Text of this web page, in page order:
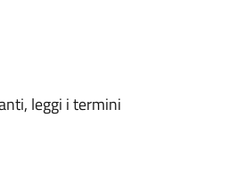
leggi i termini